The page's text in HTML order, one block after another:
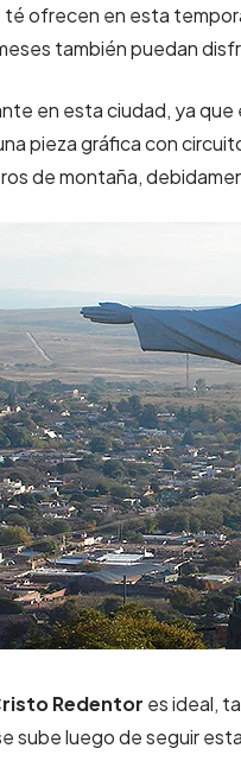
té ofrecen en esta
también puedan
en esta ciudad, ya
pieza gráfica con
de montaña,
Redentor es ideal,
sube luego de seguir